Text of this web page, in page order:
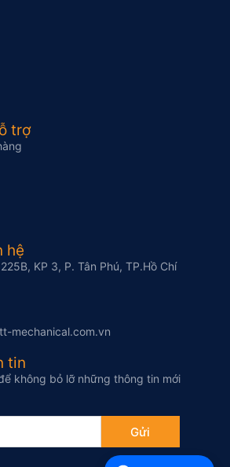
trợ
hệ
KP 3, P. Tân Phú, TP.Hồ Chí
mechanical.com.vn
tin
không bỏ lỡ những thông tin mới
Gửi